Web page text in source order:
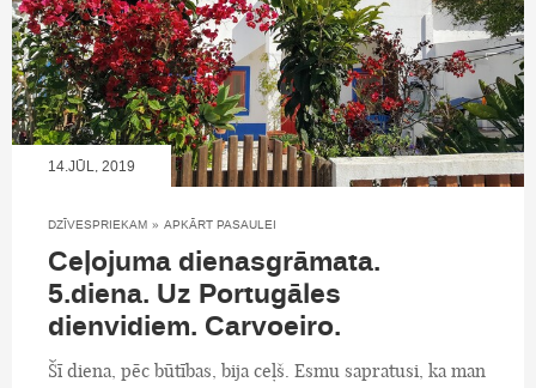
14.JŪL, 2019
DZĪVESPRIEKAM » APKĀRT PASAULEI
Ceļojuma dienasgrāmata.
5.diena. Uz Portugāles
dienvidiem. Carvoeiro.
Šī diena, pēc būtības, bija ceļš. Esmu sapratusi, ka man